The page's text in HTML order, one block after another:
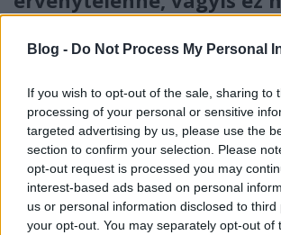
Blog - Do Not Process My Personal
If you wish to opt-out of the sale, sharing to
processing of your personal or sensitive
targeted advertising by us, please use the
section to confirm your selection. Please
opt-out request is processed you may
interest-based ads based on personal
us or personal information disclosed to
your opt-out. You may separately opt-out of
Andreas• 2020. július 04.
MINDEN NAPRA: 1 MONDATBAN IS;
ÚTMUTATÓ IGE; 3*Protestáns-
ÖRÖMHÍRTÁR* http://
https://garainyh.blog.hu/ ***
http://utmutato.blog.hu ***…